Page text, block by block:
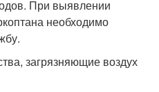
При выявлении
необходимо
загрязняющие воздух